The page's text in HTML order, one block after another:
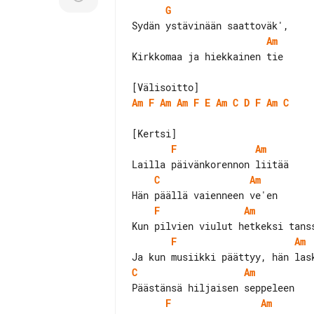
G
Am
Kirkkomaa ja hiekkainen tie
Am F Am Am F E Am C D F Am C
F
Am
C
Am
F
Am
F Am
C
Am
F
Am